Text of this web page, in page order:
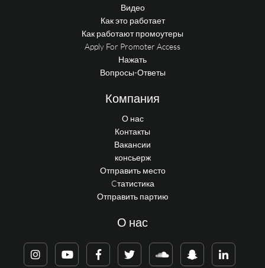
Видео
Как это работает
Как работают промоутеры
Apply For Promoter Access
Нажать
Вопросы-Ответы
Компания
О нас
Контакты
Вакансии
консьерж
Отправить место
Cтатистика
Отправить партию
О нас